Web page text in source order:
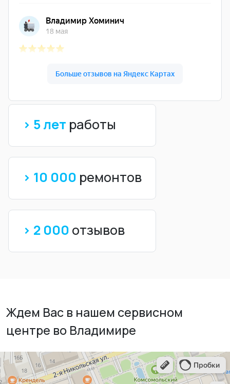
> 5 лет работы
> 10 000 ремонтов
> 2 000 отзывов
Ждем Вас в нашем сервисном
центре во Владимире